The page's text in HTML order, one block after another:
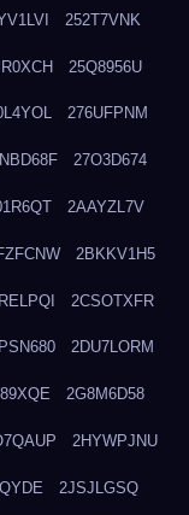
252T7VNK
25Q8956U
276UFPNM
27O3D674
2AAYZL7V
2BKKV1H5
2CSOTXFR
2DU7LORM
2G8M6D58
2HYWPJNU
2JSJLGSQ